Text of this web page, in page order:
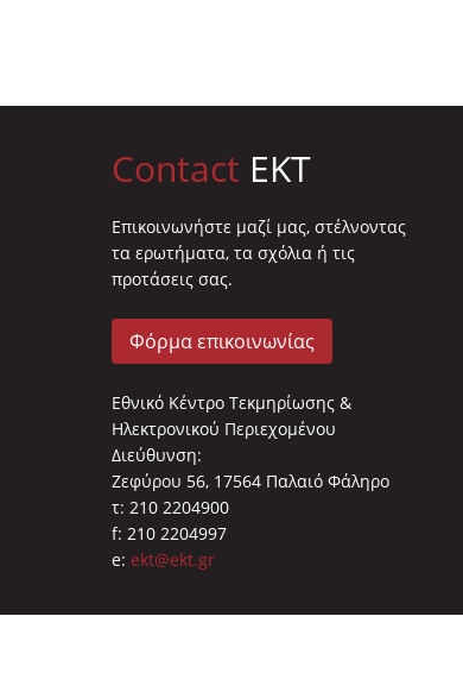
Contact EKT
Επικοινωνήστε μαζί μας, στέλνοντας
τα ερωτήματα, τα σχόλια ή τις
προτάσεις σας.
Φόρμα επικοινωνίας
Εθνικό Κέντρο Τεκμηρίωσης &
Ηλεκτρονικού Περιεχομένου
Διεύθυνση:
Ζεφύρου 56, 17564 Παλαιό Φάληρο
τ: 210 2204900
f: 210 2204997
e: ekt@ekt.gr